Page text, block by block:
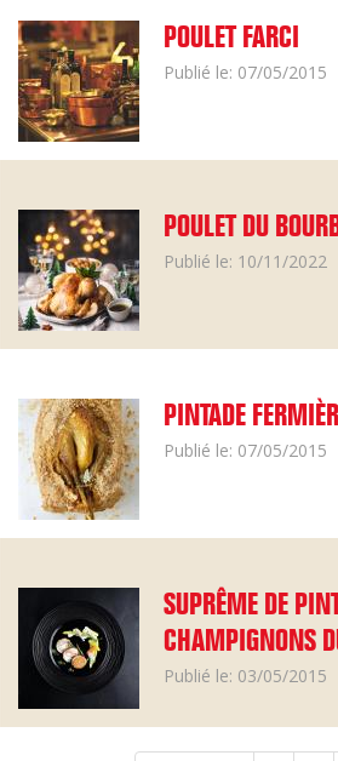
POULET FARCI
Publié le: 07/05/2015
POULET DU
Publié le: 10/11/2022
PINTADE
Publié le: 07/05/2015
SUPRÊME DE
CHAMPIGNONS
Publié le: 03/05/2015